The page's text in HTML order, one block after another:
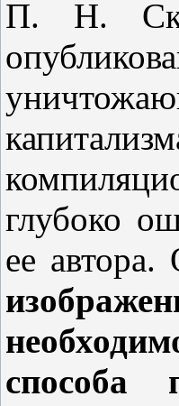
П. Н.
глубоко
ее
способа